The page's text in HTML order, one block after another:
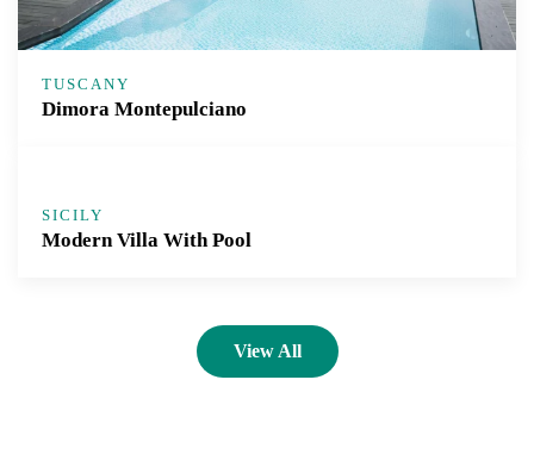
TUSCANY
Dimora Montepulciano
SICILY
Modern Villa With Pool
View All